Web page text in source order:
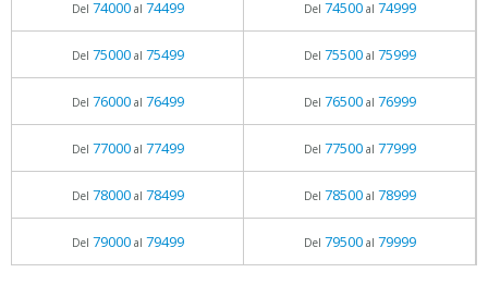
Del 74000al 74499 Del 74500al 74999
Del 75000al 75499 Del 75500al 75999
Del 76000al 76499 Del 76500al 76999
Del 77000al 77499 Del 77500al 77999
Del 78000al 78499 Del 78500al 78999
Del 79000al 79499 Del 79500al 79999